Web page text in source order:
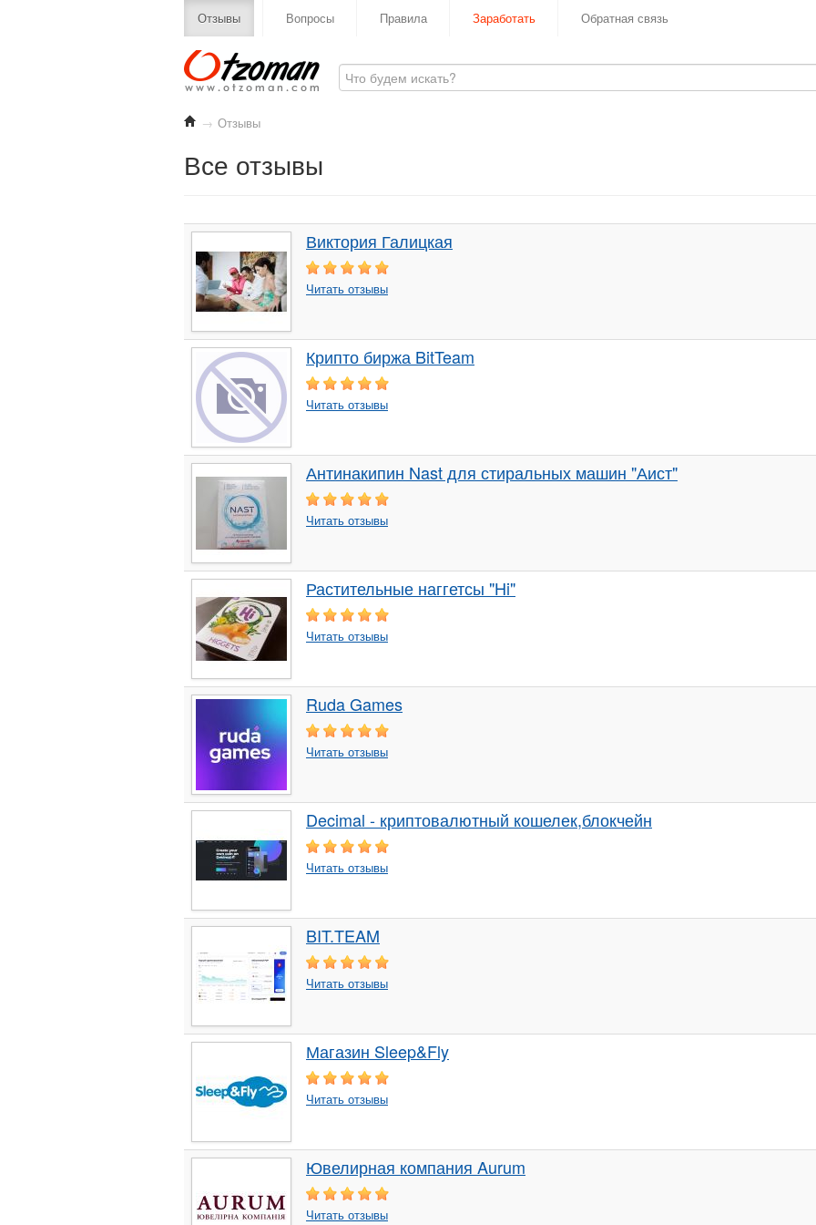
Отзывы Вопросы Правила Заработать Обратная связь
→ Отзывы
Все отзывы
Виктория Галицкая
Читать отзывы
Крипто биржа BitTeam
Читать отзывы
Антинакипин Nast для стиральных машин "Аист"
Читать отзывы
Растительные наггетсы "Hi"
Читать отзывы
Ruda Games
Читать отзывы
Decimal - криптовалютный кошелек,блокчейн
Читать отзывы
BIT.TEAM
Читать отзывы
Магазин Sleep&Fly
Читать отзывы
Ювелирная компания Aurum
Читать отзывы